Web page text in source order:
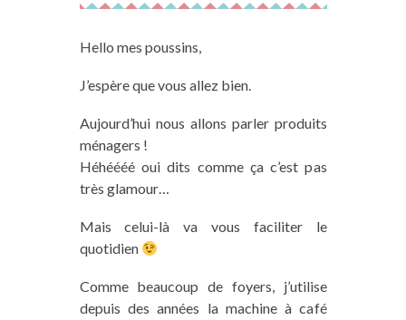
Hello mes poussins,
J’espère que vous allez bien.
Aujourd’hui nous allons parler produits
ménagers !
Héhéééé oui dits comme ça c’est pas
très glamour…
Mais celui-là va vous faciliter le
quotidien
Comme beaucoup de foyers, j’utilise
depuis des années la machine à café